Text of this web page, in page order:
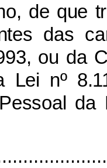
de que
das
ou da
Lei nº